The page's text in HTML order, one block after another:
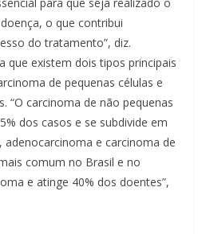
o que contribui
do tratamento”, diz.
que existem dois tipos principais
de pequenas células e
“O carcinoma de não pequenas
dos casos e se subdivide em
e carcinoma de
comum no Brasil e no
e atinge 40% dos doentes”,